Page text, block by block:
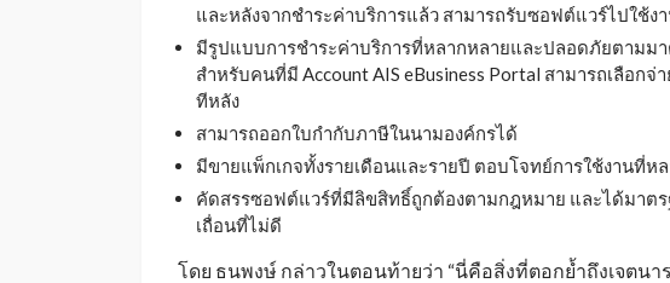
และหลังจากชำระค่าบริการแล้ว สามารถรับซอฟต์แวร์ไปใช้ง
มีรูปแบบการชำระค่าบริการที่หลากหลายและปลอดภัยตามมา
สำหรับคนที่มี Account AIS eBusiness Portal สามารถเลือก
ทีหลัง
สามารถออกใบกำกับภาษีในนามองค์กรได้
มีขายแพ็กเกจทั้งรายเดือนและรายปี ตอบโจทย์การใช้งานที่ห
คัดสรรซอฟต์แวร์ที่มีลิขสิทธิ์ถูกต้องตามกฎหมาย และได้มาต
เถื่อนที่ไม่ดี
โดย ธนพงษ์ กล่าวในตอนท้ายว่า “นี่คือสิ่งที่ตอกย้ำถึงเจตน